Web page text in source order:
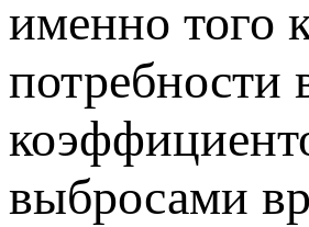
именно того
потребности
выбросами